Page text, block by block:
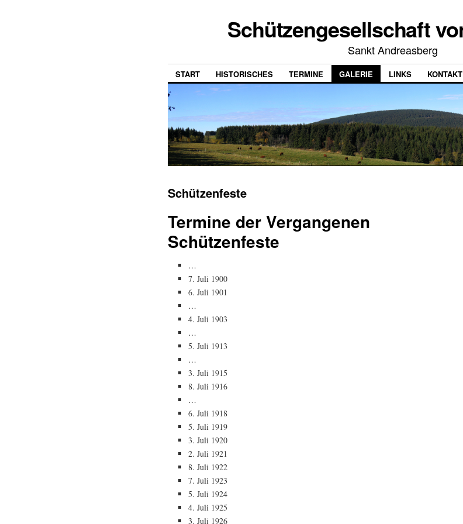
Schützengesellschaft
Sankt Andreasberg
START HISTORISCHES TERMINE GALERIE LINKS KONTAKT
Schützenfeste
Termine der Vergangenen
Schützenfeste
…
7. Juli 1900
6. Juli 1901
…
4. Juli 1903
…
5. Juli 1913
…
3. Juli 1915
8. Juli 1916
…
6. Juli 1918
5. Juli 1919
3. Juli 1920
2. Juli 1921
8. Juli 1922
7. Juli 1923
5. Juli 1924
4. Juli 1925
3. Juli 1926